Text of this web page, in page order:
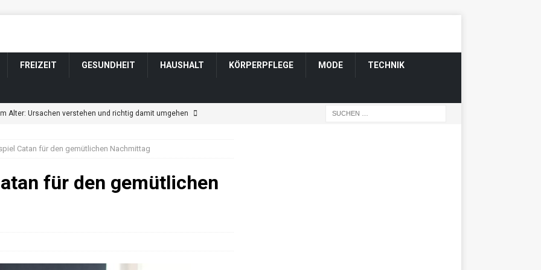
FREIZEIT GESUNDHEIT HAUSHALT KÖRPERPFLEGE MODE TECHNIK
Alter: Ursachen verstehen und richtig damit umgehen
im Alter: Welche harmlos sind und wann Sie zum Arzt sollten
bei Parkinson: Wenn sich Wesen und Gefühle
Catan für den gemütlichen Nachmittag
für den gemütlichen